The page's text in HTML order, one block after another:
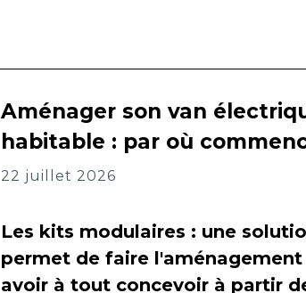
Aménager son van
habitable : par où
22 juillet 2026
Les kits modulaires : une
permet de faire l'aménagement
avoir à tout concevoir à partir